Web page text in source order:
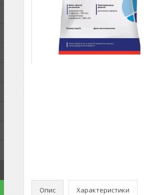
Опис Характеристики